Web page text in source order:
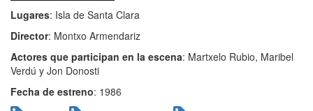
Lugares: Isla de Santa Clara
Director: Montxo Armendariz
Actores que participan en la escena: Martxelo Rubio, Maribel
Verdú y Jon Donosti
Fecha de estreno: 1986